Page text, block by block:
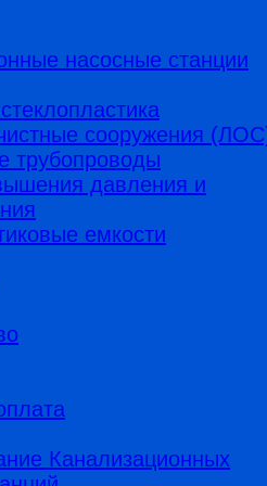
насосные станции
сооружения
трубопроводы​
давления и
емкости
Канализационных